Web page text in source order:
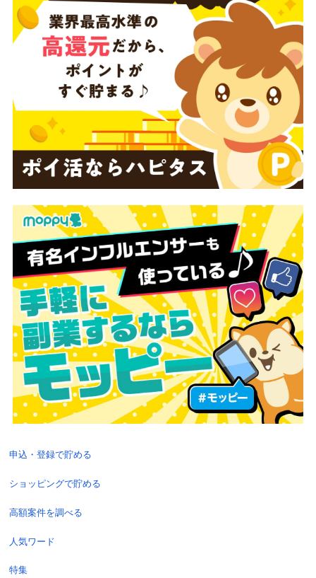
申込・登録で貯める
ショッピングで貯める
高額案件を調べる
人気ワード
特集